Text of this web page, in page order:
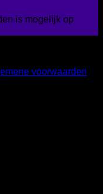
is mogelijk op
voorwaarden